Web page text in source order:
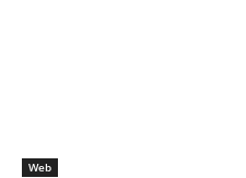
Web